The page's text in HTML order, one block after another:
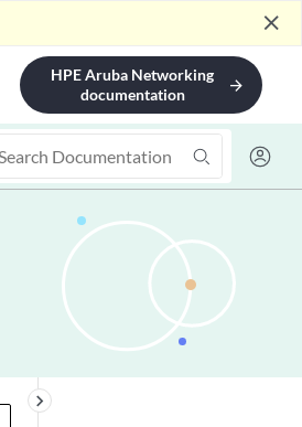
close
HPE Aruba Networking
documentation
arrow_forward
keyboard_arrow_right